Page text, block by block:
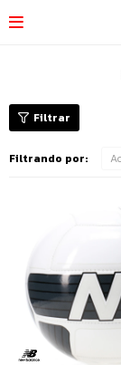

Filtrando por: